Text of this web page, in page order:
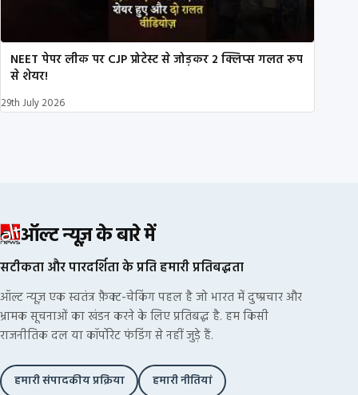
NEET पेपर लीक पर CJP प्रोटेस्ट से जोड़कर 2 क्लिप्स गलत रूप
से शेयर!
29th July 2026
ऑल्ट न्यूज़ के बारे में
सटीकता और पारदर्शिता के प्रति हमारी प्रतिबद्धता
ऑल्ट न्यूज़ एक स्वतंत्र फ़ैक्ट-चेकिंग पहल है जो भारत में दुष्प्रचार और
भ्रामक सूचनाओं का खंडन करने के लिए प्रतिबद्ध है. हम किसी
राजनीतिक दल या कॉर्पोरेट फंडिंग से नहीं जुड़े हैं.
हमारी संपादकीय प्रक्रिया हमारी नीतियां